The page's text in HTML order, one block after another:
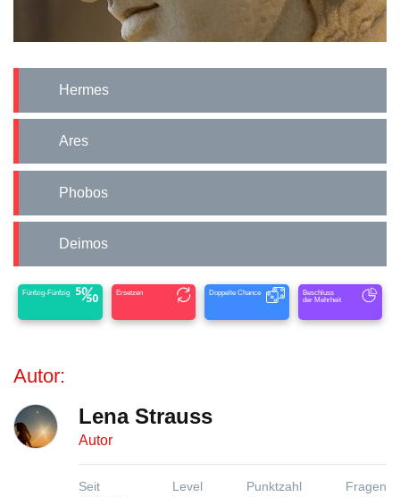
Hermes
Ares
Phobos
Deimos
Fünfzig-Fünfzig Ersetzen Doppelte Chance
Beschluss
der Mehrheit
Autor:
Lena Strauss
Autor
Seit Level Punktzahl Fragen